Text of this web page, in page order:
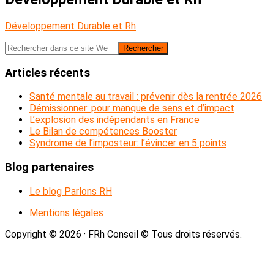
Développement Durable et Rh
Barre
latérale
Rechercher
dans
ce
Web
Articles récents
Santé mentale au travail : prévenir dès la rentrée 2026
Démissionner: pour manque de sens et d’impact
L’explosion des indépendants en France
Le Bilan de compétences Booster
Syndrome de l’imposteur: l’évincer en 5 points
Blog partenaires
Le blog Parlons RH
Mentions légales
Copyright © 2026 · FRh Conseil © Tous droits réservés.